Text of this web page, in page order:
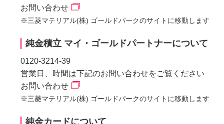
お問い合わせ
※三菱マテリアル(株) ゴールドパークのサイトに移動します
純金積立 マイ・ゴールドパートナーについて
0120-3214-39
営業日、時間は下記のお問い合わせをご覧ください
お問い合わせ
※三菱マテリアル(株) ゴールドパークのサイトに移動します
純金カードについて